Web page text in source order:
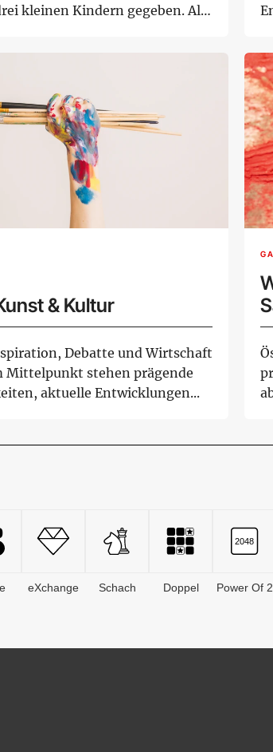
kleinen Kindern gegeben. Als
& Kultur
Debatte und Wirtschaft
Mittelpunkt stehen prägende
aktuelle Entwicklungen...
eXchange Schach Doppel Power Of 2